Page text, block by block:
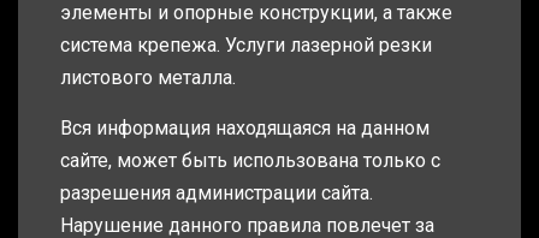
элементы и опорные конструкции, а также
система крепежа. Услуги лазерной резки
листового металла.
Вся информация находящаяся на данном
сайте, может быть использована только с
разрешения администрации сайта.
Нарушение данного правила повлечет за